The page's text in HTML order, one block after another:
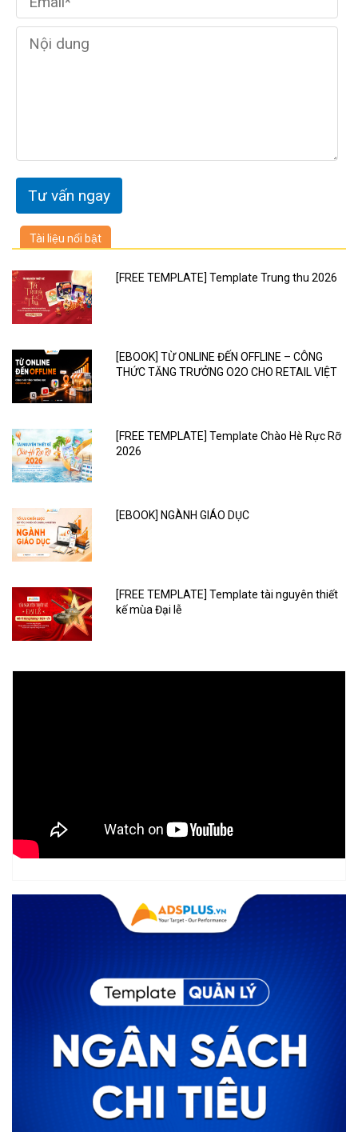
Tài liệu nổi bật
[FREE TEMPLATE] Template Trung thu 2026
[EBOOK] TỪ ONLINE ĐẾN OFFLINE – CÔNG
THỨC TĂNG TRƯỞNG O2O CHO RETAIL VIỆT
[FREE TEMPLATE] Template Chào Hè Rực Rỡ
2026
[EBOOK] NGÀNH GIÁO DỤC
[FREE TEMPLATE] Template tài nguyên thiết
kế mùa Đại lễ